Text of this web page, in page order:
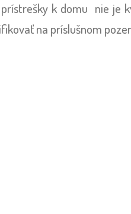
k domu nie je
na príslušnom